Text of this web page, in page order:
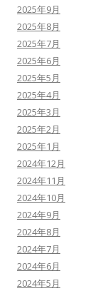
2025年9月
2025年8月
2025年7月
2025年6月
2025年5月
2025年4月
2025年3月
2025年2月
2025年1月
2024年12月
2024年11月
2024年10月
2024年9月
2024年8月
2024年7月
2024年6月
2024年5月